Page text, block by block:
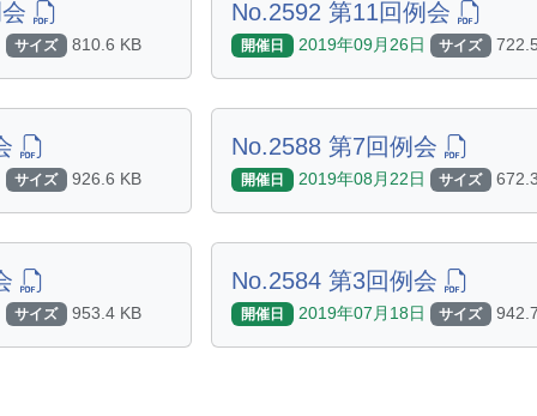
サイズ 810.6 KB
No.2592 第11回例会
開催日 2019年09月26日 サイズ
サイズ 926.6 KB
No.2588 第7回例会
開催日 2019年08月22日 サイズ
サイズ 953.4 KB
No.2584 第3回例会
開催日 2019年07月18日 サイズ